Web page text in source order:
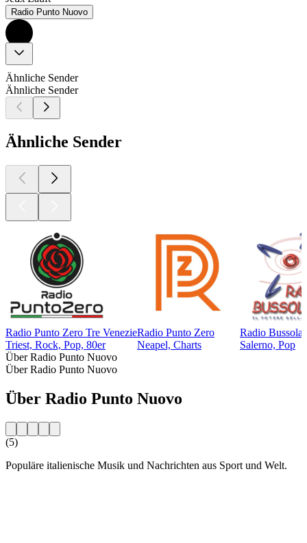
Radio Punto Nuovo
Ähnliche Sender
Ähnliche Sender
Ähnliche Sender
Radio Punto Zero Tre Venezie
Triest, Rock, Pop, 80er
Radio Punto Zero
Neapel, Charts
Radio Bussola
Salerno, Pop
Über Radio Punto Nuovo
Über Radio Punto Nuovo
Über Radio Punto Nuovo
(5)
Populäre italienische Musik und Nachrichten aus Sport und Welt.